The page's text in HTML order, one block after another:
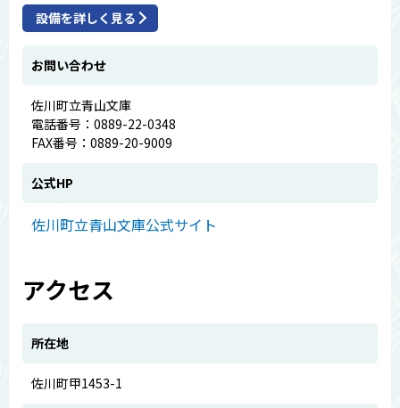
設備を詳しく見る
お問い合わせ
佐川町立青山文庫
電話番号：0889-22-0348
FAX番号：0889-20-9009
公式HP
佐川町立青山文庫公式サイト
アクセス
所在地
佐川町甲1453-1